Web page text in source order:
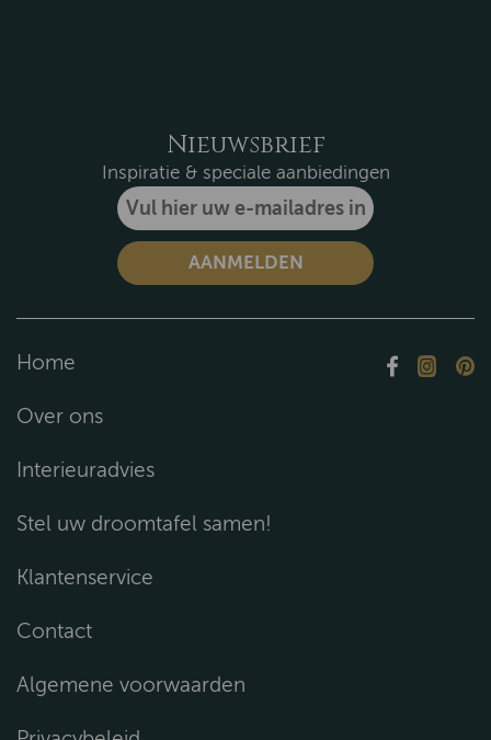
Nieuwsbrief
Inspiratie & speciale aanbiedingen
Home
Over ons
Interieuradvies
Stel uw droomtafel samen!
Klantenservice
Contact
Algemene voorwaarden